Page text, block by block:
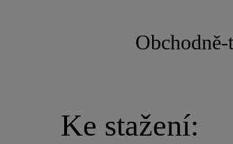
Ke stažení: